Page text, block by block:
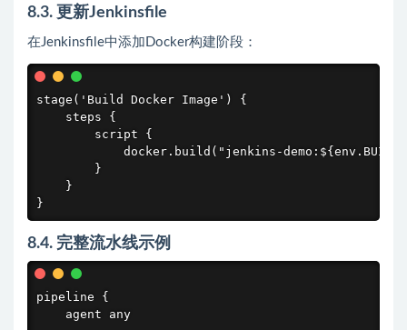
8.3. 更新Jenkinsfile
在Jenkinsfile中添加Docker构建阶段：
stage('Build Docker Image') {
    steps {
        script {
docker.build("jenkins-
        }
    }
}
8.4. 完整流水线示例
pipeline {
    agent any